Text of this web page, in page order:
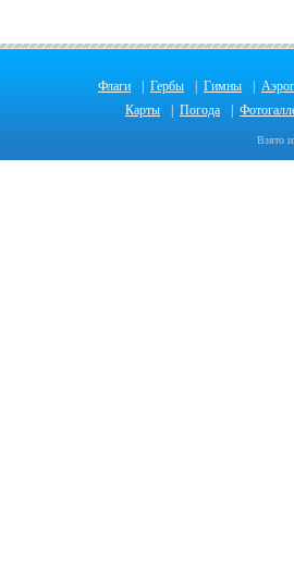
Флаги Гербы Гимны
Карты
Погода
Взято